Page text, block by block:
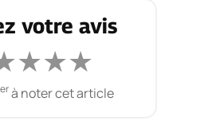
votre avis
★★★
erà noter cet article